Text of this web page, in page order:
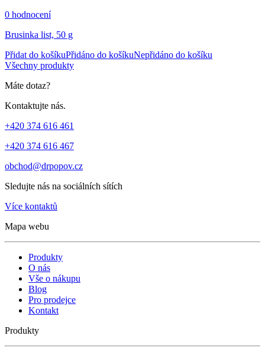
0 hodnocení
Brusinka list, 50 g
Přidat do košíkuPřidáno do košíkuNepřidáno do košíku
Všechny produkty
Máte dotaz?
Kontaktujte nás.
+420 374 616 461
+420 374 616 467
obchod@drpopov.cz
Sledujte nás na sociálních sítích
Více kontaktů
Mapa webu
Produkty
O nás
Vše o nákupu
Blog
Pro prodejce
Kontakt
Produkty